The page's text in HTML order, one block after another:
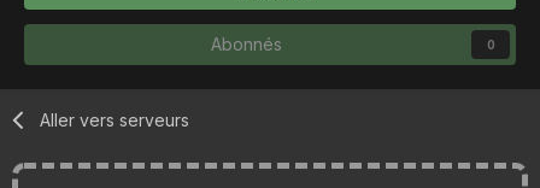
Abonnés 0
Aller vers serveurs